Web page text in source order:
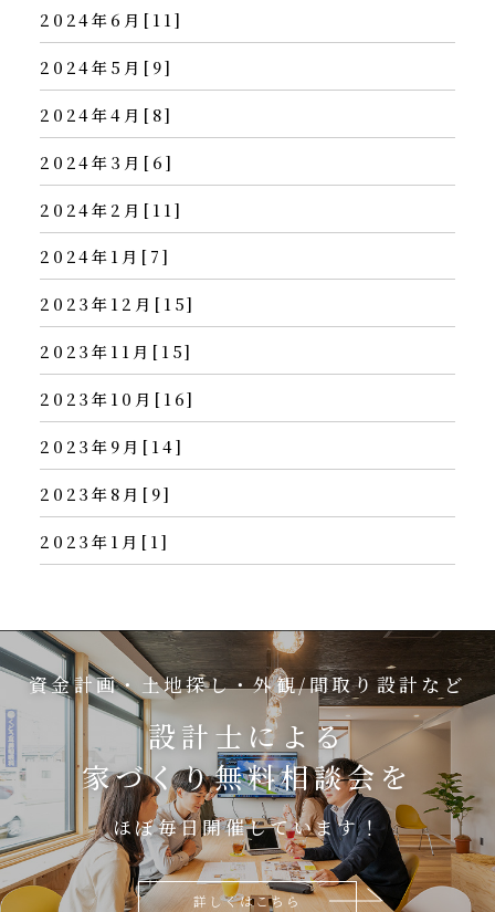
2024年6月[11]
2024年5月[9]
2024年4月[8]
2024年3月[6]
2024年2月[11]
2024年1月[7]
2023年12月[15]
2023年11月[15]
2023年10月[16]
2023年9月[14]
2023年8月[9]
2023年1月[1]
資金計画・土地探し・外観/間取り設計など
設計士による
家づくり無料相談会を
ほぼ毎日開催しています！
詳しくはこちら